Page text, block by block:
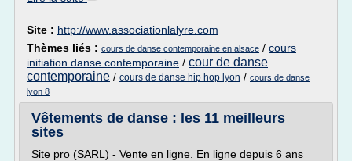
Site : http://www.associationlalyre.com
Thèmes liés : cours de danse contemporaine en alsace / cours
initiation danse contemporaine / cour de danse
contemporaine / cours de danse hip hop lyon / cours de danse
lyon 8
Vêtements de danse : les 11 meilleurs
sites
Site pro (SARL) - Vente en ligne. En ligne depuis 6 ans